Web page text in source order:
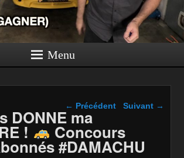
Menu
Navigation dans les
← Précédent Suivant →
DONNE ma
! Concours
#DAMACHU